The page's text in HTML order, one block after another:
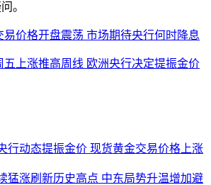
。
易价格开盘震荡 市场期待央行何时降息
五上涨推高周线 欧洲央行决定提振金价
行动态提振金价 现货黄金交易价格上涨
猛涨刷新历史高点 中东局势升温增加避